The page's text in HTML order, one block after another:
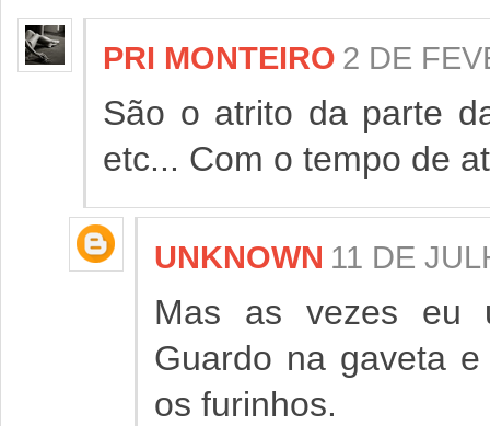
PRI MONTEIRO 2 DE
São o atrito da parte
etc... Com o tempo de
UNKNOWN 11 DE
Mas as vezes eu
Guardo na gaveta
os furinhos.